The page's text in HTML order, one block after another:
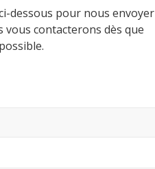
dessous pour nous envoyer
vous contacterons dès que
possible.